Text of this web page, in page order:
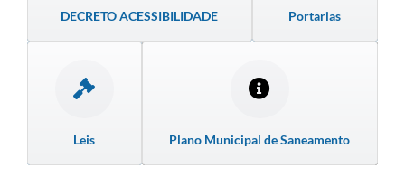
DECRETO ACESSIBILIDADE Portarias
Leis Plano Municipal de Saneamento